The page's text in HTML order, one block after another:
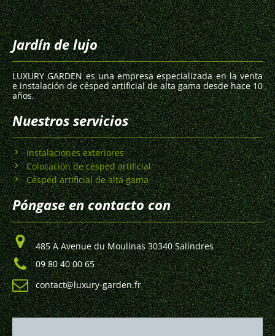
Jardín de lujo
LUXURY GARDEN es una empresa especializada en la venta
e instalación de césped artificial de alta gama desde hace 10
años.
Nuestros servicios
Instalaciones exteriores
Colocación de césped artificial
Césped artificial de alta gama
Póngase en contacto con
485 A Avenue du Moulinas 30340 Salindres
09 80 40 00 65
contact@luxury-garden.fr